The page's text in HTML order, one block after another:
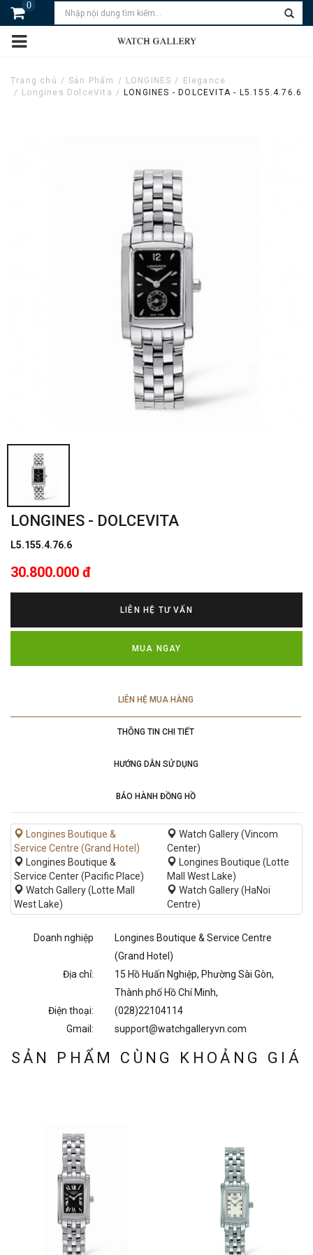
0
Trang chủ Sản Phẩm LONGINES
Elegance
Longines DolceVita
LONGINES - DOLCEVITA - L5.155.4.76.6
LONGINES - DOLCEVITA
L5.155.4.76.6
30.800.000 đ
LIÊN HỆ TƯ VẤN
MUA NGAY
LIÊN HỆ MUA HÀNG
THÔNG TIN CHI TIẾT
HƯỚNG DẪN SỬ DỤNG
BẢO HÀNH ĐỒNG HỒ
Longines Boutique &
Service Centre (Grand Hotel)
Watch Gallery (Vincom
Center)
Longines Boutique &
Service Center (Pacific Place)
Longines Boutique (Lotte
Mall West Lake)
Watch Gallery (Lotte Mall
West Lake)
Watch Gallery (HaNoi
Centre)
Doanh nghiệp
Longines Boutique & Service Centre
(Grand Hotel)
Địa chỉ:
15 Hồ Huấn Nghiệp, Phường Sài Gòn,
Thành phố Hồ Chí Minh,
Điện thoại:
(028)22104114
Gmail:
support@watchgalleryvn.com
SẢN PHẨM CÙNG KHOẢNG GIÁ